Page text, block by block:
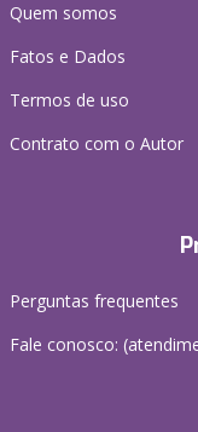
Quem somos
Fatos e Dados
Termos de uso
Contrato com o Autor
Perguntas frequentes
Fale conosco: